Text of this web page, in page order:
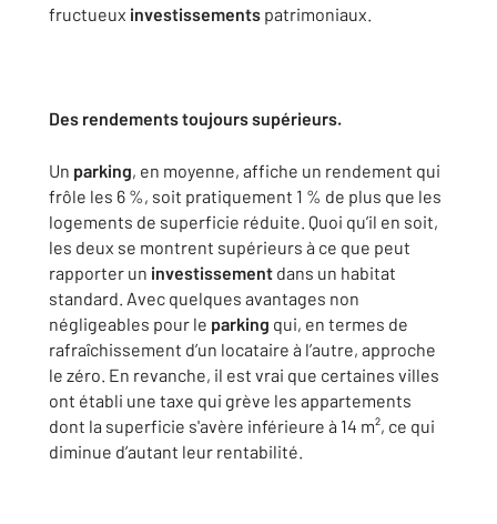
fructueux investissements patrimoniaux.
Des rendements toujours supérieurs.
Un parking, en moyenne, affiche un rendement qui
frôle les 6 %, soit pratiquement 1 % de plus que les
logements de superficie réduite. Quoi qu’il en soit,
les deux se montrent supérieurs à ce que peut
rapporter un investissement dans un habitat
standard. Avec quelques avantages non
négligeables pour le parking qui, en termes de
rafraîchissement d’un locataire à l’autre, approche
le zéro. En revanche, il est vrai que certaines villes
ont établi une taxe qui grève les appartements
dont la superficie s'avère inférieure à 14 m², ce qui
diminue d’autant leur rentabilité.